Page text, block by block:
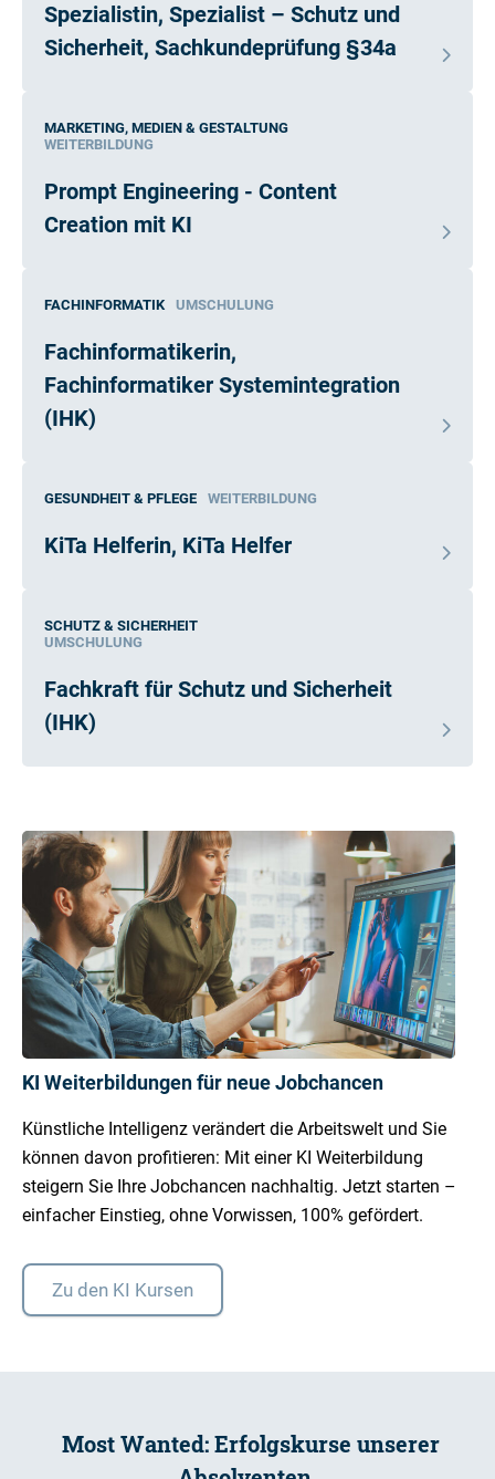
Spezialistin, Spezialist – Schutz und
Sicherheit, Sachkundeprüfung §34a
MARKETING, MEDIEN & GESTALTUNG
WEITERBILDUNG
Prompt Engineering - Content
Creation mit KI
FACHINFORMATIK UMSCHULUNG
Fachinformatikerin,
Fachinformatiker Systemintegration
(IHK)
GESUNDHEIT & PFLEGE WEITERBILDUNG
KiTa Helferin, KiTa Helfer
SCHUTZ & SICHERHEIT
UMSCHULUNG
Fachkraft für Schutz und Sicherheit
(IHK)
KI Weiterbildungen für neue Jobchancen
Künstliche Intelligenz verändert die Arbeitswelt und Sie
können davon profitieren: Mit einer KI Weiterbildung
steigern Sie Ihre Jobchancen nachhaltig. Jetzt starten –
einfacher Einstieg, ohne Vorwissen, 100% gefördert.
Zu den KI Kursen
Most Wanted: Erfolgskurse unserer